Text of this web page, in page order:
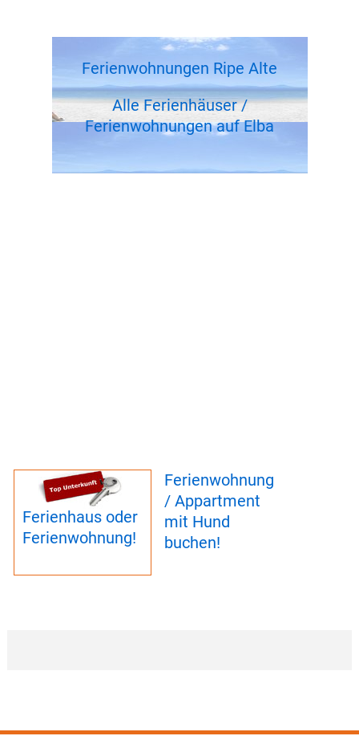
Ferienwohnungen Ripe Alte
Alle Ferienhäuser /
Ferienwohnungen auf Elba
Ferienhaus oder
Ferienwohnung!
Ferienwohnung
/ Appartment
mit Hund
buchen!